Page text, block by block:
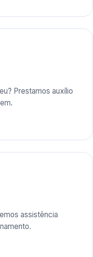
Prestamos auxílio
assistência